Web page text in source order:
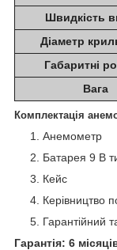
Швидкість
Діаметр
Габаритні
Вага
Комплектація
Анемометр
Батарея 9 В
Кейс
Керівництво
Гарантійний
Гарантія: 6